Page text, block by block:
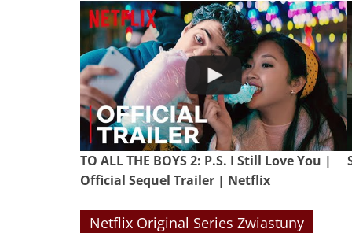
TO ALL THE BOYS 2: P.S. I Still Love You |
Official Sequel Trailer | Netflix
Netflix Original Series Zwiastuny